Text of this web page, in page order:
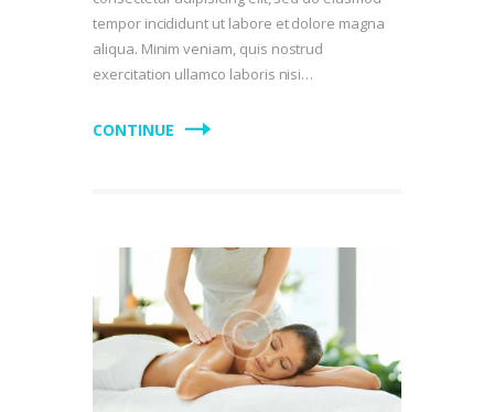
tempor incididunt ut labore et dolore magna
aliqua. Minim veniam, quis nostrud
exercitation ullamco laboris nisi…
CONTINUE